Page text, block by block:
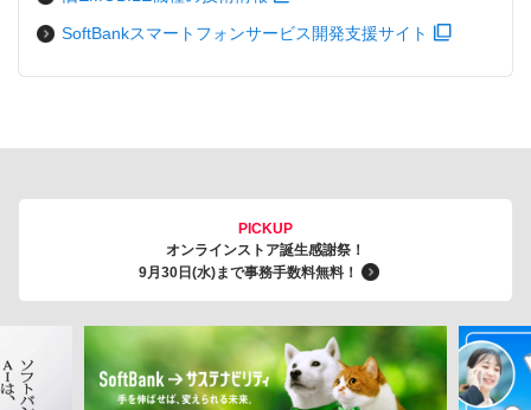
SoftBankスマートフォンサービス開発支援サイト
PICKUP
オンラインストア誕生感謝祭！
9月30日(水)まで事務手数料無料！